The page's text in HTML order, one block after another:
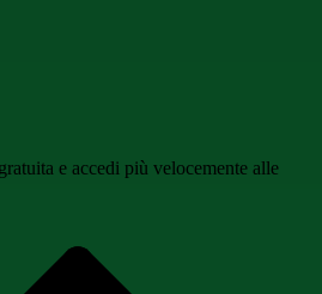
e accedi più velocemente alle